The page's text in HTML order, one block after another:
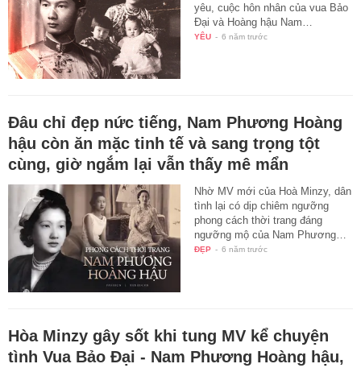
yêu, cuộc hôn nhân của vua Bảo
Đại và Hoàng hậu Nam…
YÊU - 6 năm trước
Đâu chỉ đẹp nức tiếng, Nam Phương Hoàng
hậu còn ăn mặc tinh tế và sang trọng tột
cùng, giờ ngắm lại vẫn thấy mê mẩn
Nhờ MV mới của Hoà Minzy, dân
tình lại có dịp chiêm ngưỡng
phong cách thời trang đáng
ngưỡng mộ của Nam Phương…
ĐẸP - 6 năm trước
Hòa Minzy gây sốt khi tung MV kể chuyện
tình Vua Bảo Đại - Nam Phương Hoàng hậu,